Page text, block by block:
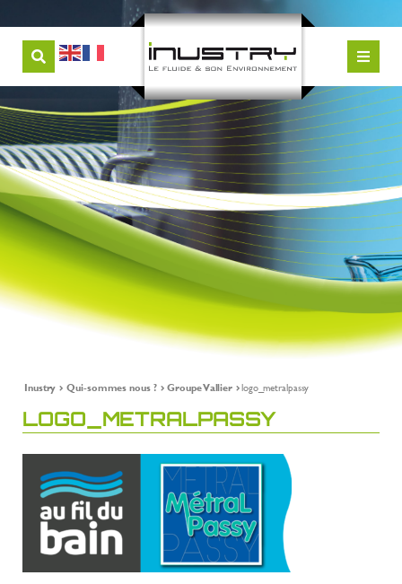
Inustry Qui-sommes nous ? Groupe Vallier logo_metralpassy
LOGO_METRALPASSY